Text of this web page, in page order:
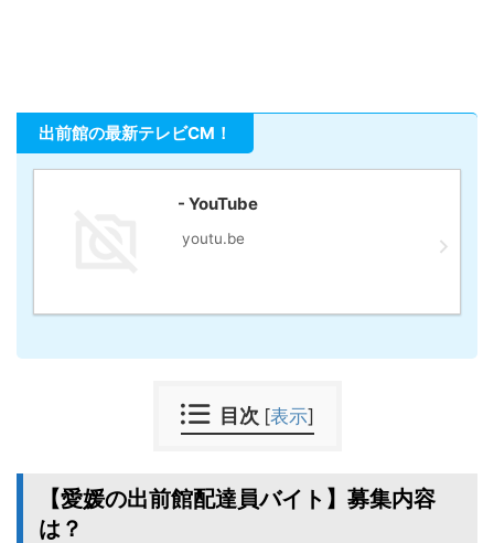
出前館の最新テレビCM！
- YouTube
youtu.be
目次 [表示]
【愛媛の出前館配達員バイト】募集内容
は？